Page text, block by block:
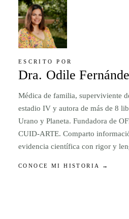
ESCRITO POR
Dra. Odile
Médica de familia, superviviente
estadio IV y autora de más de 8
Urano y Planeta. Fundadora de
CUID-ARTE. Comparto
evidencia científica con rigor y
CONOCE MI HISTORIA →